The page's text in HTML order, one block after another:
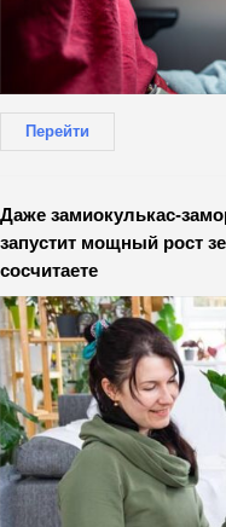
Перейти
Даже замиокулькас-
запустит мощный рост
сосчитаете